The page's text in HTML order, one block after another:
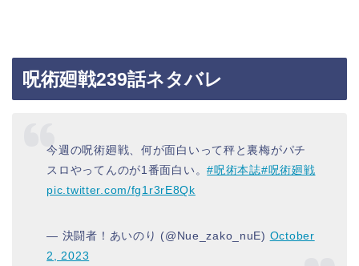
呪術廻戦239話ネタバレ
今週の呪術廻戦、何が面白いって秤と裏梅がパチ
スロやってんのが1番面白い。#呪術本誌#呪術廻戦
pic.twitter.com/fg1r3rE8Qk
— 決闘者！あいのり (@Nue_zako_nuE) October
2, 2023